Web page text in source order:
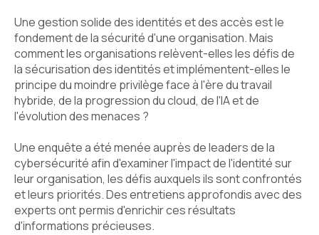
Une gestion solide des identités et des accès est le
fondement de la sécurité d'une organisation. Mais
comment les organisations relèvent-elles les défis de
la sécurisation des identités et implémentent-elles le
principe du moindre privilège face à l'ère du travail
hybride, de la progression du cloud, de l'IA et de
l'évolution des menaces ?
Une enquête a été menée auprès de leaders de la
cybersécurité afin d'examiner l'impact de l'identité sur
leur organisation, les défis auxquels ils sont confrontés
et leurs priorités. Des entretiens approfondis avec des
experts ont permis d'enrichir ces résultats
d'informations précieuses.